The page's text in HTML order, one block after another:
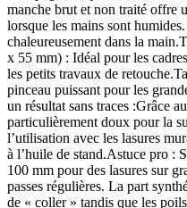
manche brut et non traité offre
lorsque les mains sont
chaleureusement dans la
x 55 mm) : Idéal pour les
les petits travaux de
pinceau puissant pour les
un résultat sans traces :Grâce
particulièrement doux pour la
l’utilisation avec les lasures
à l’huile de stand.Astuce pro :
100 mm pour des lasures sur
passes régulières. La part
de « coller » tandis que les